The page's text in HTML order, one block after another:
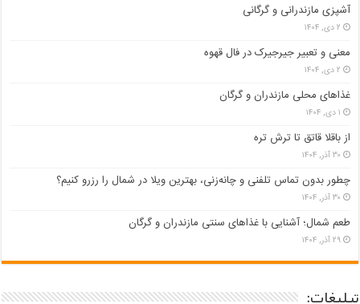
آشپزی مازندرانی و گرگانی
۲ دی, ۱۴۰۴
معنی و تعبیر جیرجیرک در فال قهوه
۲ دی, ۱۴۰۴
غذاهای محلی مازندران و گرگان
۱ دی, ۱۴۰۴
از باقلا قاتق تا ترش تره
۳۰ آذر, ۱۴۰۴
چطور بدون تماس تلفنی و چانه‌زنی، بهترین ویلا در شمال را رزرو کنیم؟
۳۰ آذر, ۱۴۰۴
طعم شمال؛ آشنایی با غذاهای سنتی مازندران و گرگان
۲۹ آذر, ۱۴۰۴
تبلیغات: